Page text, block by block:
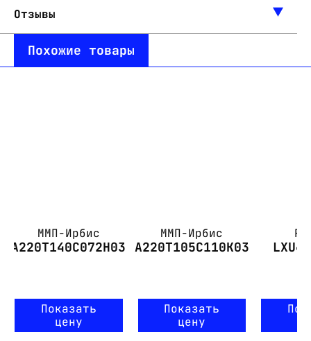
Отзывы
Похожие товары
ММП-Ирбис
А220Т140С072Н03
Показать
цену
ММП-Ирбис
А220Т105С110К03
Показать
цену